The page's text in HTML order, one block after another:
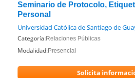
Seminario de Protocolo,
Personal
Universidad Católica de Santiago de
Categoría:Relaciones Públicas
Modalidad:Presencial
Solicita